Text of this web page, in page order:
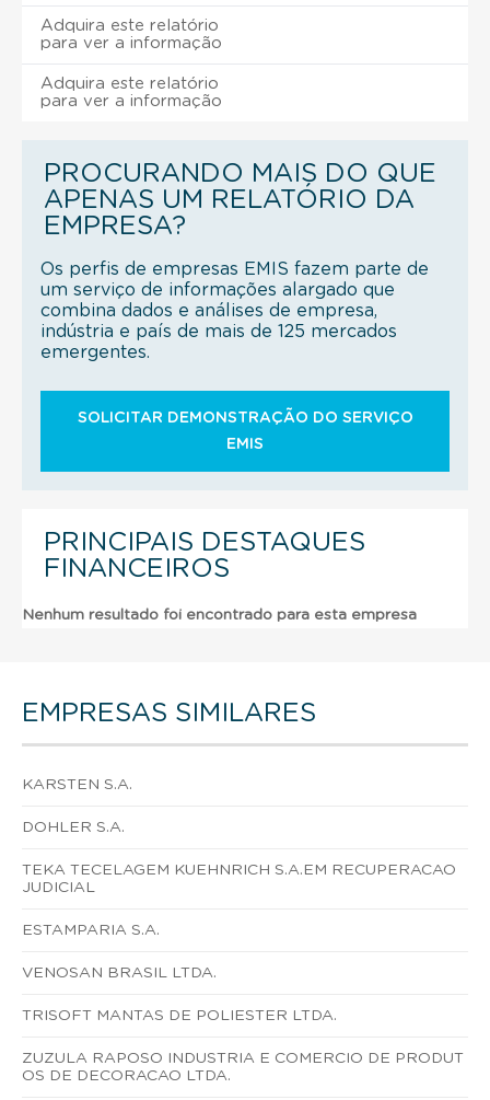
Adquira este relatório
para ver a informação
Adquira este relatório
para ver a informação
PROCURANDO MAIS DO QUE
APENAS UM RELATÓRIO DA
EMPRESA?
Os perfis de empresas EMIS fazem parte de
um serviço de informações alargado que
combina dados e análises de empresa,
indústria e país de mais de 125 mercados
emergentes.
SOLICITAR DEMONSTRAÇÃO DO SERVIÇO
EMIS
PRINCIPAIS DESTAQUES
FINANCEIROS
Nenhum resultado foi encontrado para esta empresa
EMPRESAS SIMILARES
KARSTEN S.A.
DOHLER S.A.
TEKA TECELAGEM KUEHNRICH S.A.EM RECUPERACAO
JUDICIAL
ESTAMPARIA S.A.
VENOSAN BRASIL LTDA.
TRISOFT MANTAS DE POLIESTER LTDA.
ZUZULA RAPOSO INDUSTRIA E COMERCIO DE PRODUT
OS DE DECORACAO LTDA.